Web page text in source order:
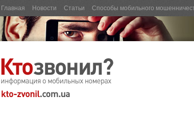
Главная Новости Статьи Способы мобильного